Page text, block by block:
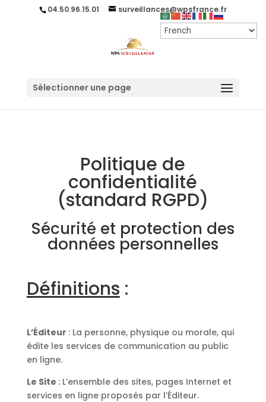
04.50.96.15.01 surveillances@wpsfrance.fr
Sélectionner une page
Politique de
confidentialité
(standard RGPD)
Sécurité et protection des
données personnelles
Définitions :
L’Éditeur : La personne, physique ou morale, qui
édite les services de communication au public
en ligne.
Le Site : L’ensemble des sites, pages Internet et
services en ligne proposés par l’Éditeur.